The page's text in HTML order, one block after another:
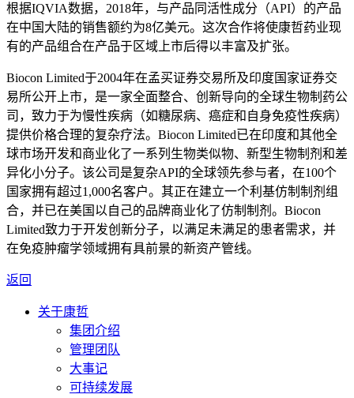
根据IQVIA数据，2018年，与产品同活性成分（API）的产品
在中国大陆的销售额约为8亿美元。这次合作将使康哲药业现
有的产品组合在产品于区域上市后得以丰富及扩张。
Biocon Limited于2004年在孟买证券交易所及印度国家证券交
易所公开上市，是一家全面整合、创新导向的全球生物制药公
司，致力于为慢性疾病（如糖尿病、癌症和自身免疫性疾病）
提供价格合理的复杂疗法。Biocon Limited已在印度和其他全
球市场开发和商业化了一系列生物类似物、新型生物制剂和差
异化小分子。该公司是复杂API的全球领先参与者，在100个
国家拥有超过1,000名客户。其正在建立一个利基仿制制剂组
合，并已在美国以自己的品牌商业化了仿制制剂。Biocon
Limited致力于开发创新分子，以满足未满足的患者需求，并
在免疫肿瘤学领域拥有具前景的新资产管线。
返回
关于康哲
集团介绍
管理团队
大事记
可持续发展